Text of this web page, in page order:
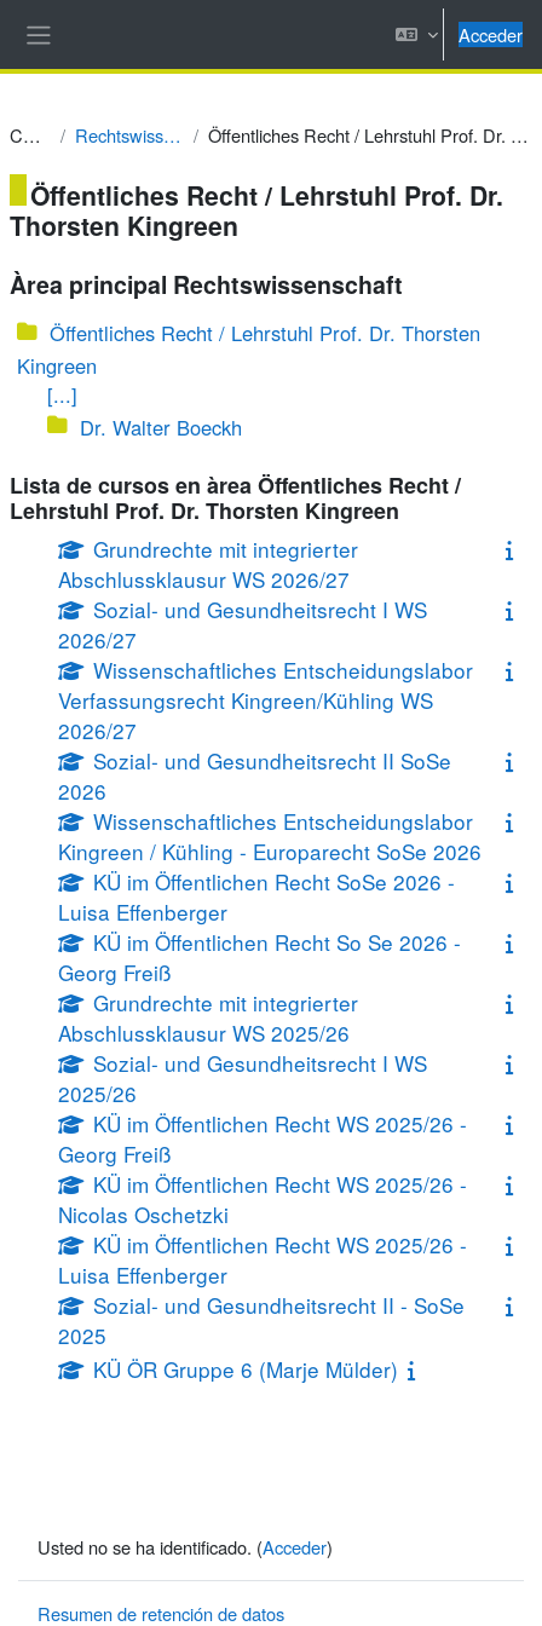
Acceder
Cursos Rechtswissenschaft Öffentliches Recht / Lehrstuhl Prof. Dr. Thorsten Kingreen
Öffentliches Recht / Lehrstuhl Prof. Dr.
Thorsten Kingreen
Àrea principal Rechtswissenschaft
Öffentliches Recht / Lehrstuhl Prof. Dr. Thorsten
Kingreen
[...]
Dr. Walter Boeckh
Lista de cursos en àrea Öffentliches Recht /
Lehrstuhl Prof. Dr. Thorsten Kingreen
Grundrechte mit integrierter
Abschlussklausur WS 2026/27
Sozial- und Gesundheitsrecht I WS
2026/27
Wissenschaftliches Entscheidungslabor
Verfassungsrecht Kingreen/Kühling WS
2026/27
Sozial- und Gesundheitsrecht II SoSe
2026
Wissenschaftliches Entscheidungslabor
Kingreen / Kühling - Europarecht SoSe 2026
KÜ im Öffentlichen Recht SoSe 2026 -
Luisa Effenberger
KÜ im Öffentlichen Recht So Se 2026 -
Georg Freiß
Grundrechte mit integrierter
Abschlussklausur WS 2025/26
Sozial- und Gesundheitsrecht I WS
2025/26
KÜ im Öffentlichen Recht WS 2025/26 -
Georg Freiß
KÜ im Öffentlichen Recht WS 2025/26 -
Nicolas Oschetzki
KÜ im Öffentlichen Recht WS 2025/26 -
Luisa Effenberger
Sozial- und Gesundheitsrecht II - SoSe
2025
KÜ ÖR Gruppe 6 (Marje Mülder)
Usted no se ha identificado. (Acceder)
Resumen de retención de datos